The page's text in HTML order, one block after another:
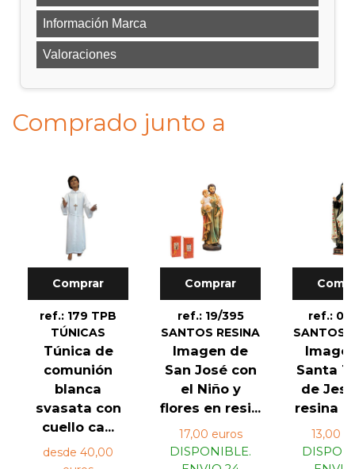
Información Marca
Valoraciones
Comprado junto a
Comprar
ref.: 179 TPB
TÚNICAS
Túnica de
comunión
blanca
svasata con
cuello ca...
desde 40,00
Comprar
ref.: 19/395
SANTOS RESINA
Imagen de
San José con
el Niño y
flores en resi...
17,00 euros
DISPONIBLE.
ref.:
SANTOS
Santa
de
resina
13,00